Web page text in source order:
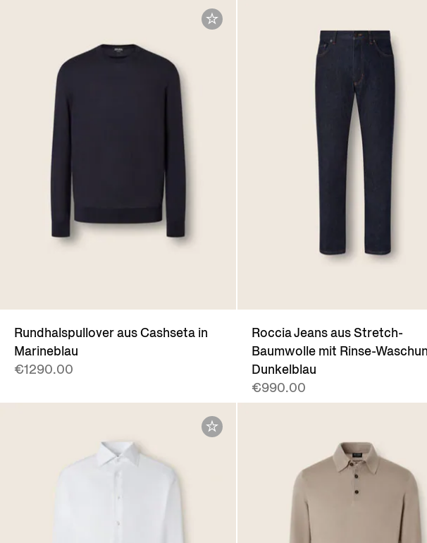
Rundhalspullover aus Cashseta in
Marineblau
€1290.00
Roccia Jeans aus Stretch-
Baumwolle mit Rinse-
Dunkelblau
€990.00